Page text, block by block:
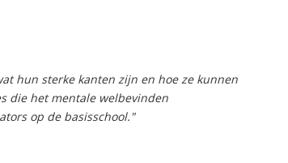
hun sterke kanten zijn en hoe ze kunnen
die het mentale welbevinden
op de basisschool."